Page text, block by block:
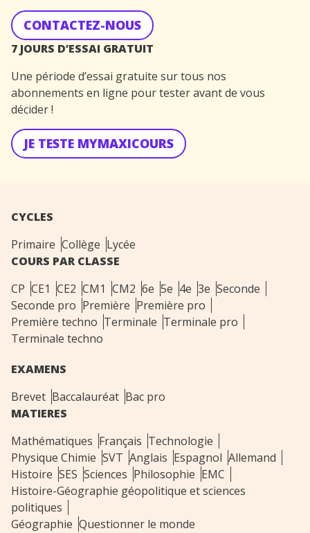
CONTACTEZ-NOUS
7 JOURS D’ESSAI GRATUIT
Une période d’essai gratuite sur tous nos
abonnements en ligne pour tester avant de vous
décider !
JE TESTE MYMAXICOURS
CYCLES
Primaire Collège Lycée
COURS PAR CLASSE
CP CE1 CE2 CM1 CM2 6e 5e 4e 3e Seconde
Seconde pro Première Première pro
Première techno Terminale Terminale pro
Terminale techno
EXAMENS
Brevet Baccalauréat Bac pro
MATIERES
Mathématiques Français Technologie
Physique Chimie SVT Anglais Espagnol Allemand
Histoire SES Sciences Philosophie EMC
Histoire-Géographie géopolitique et sciences
politiques
Géographie Questionner le monde